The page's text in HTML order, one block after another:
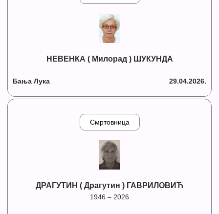
НЕВЕНКА ( Милорад ) ШУКУНДА
Бања Лука 29.04.2026.
Смртовница
ДРАГУТИН ( Драгутин ) ГАВРИЛОВИЋ
1946 – 2026